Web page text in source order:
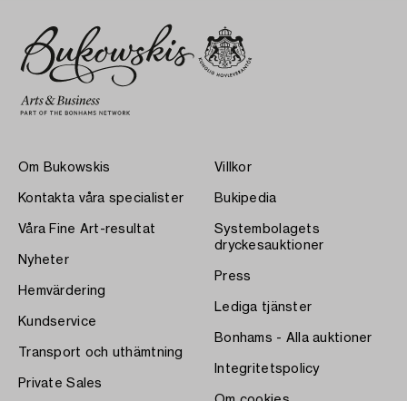
Om Bukowskis
Kontakta våra specialister
Våra Fine Art-resultat
Nyheter
Hemvärdering
Kundservice
Transport och uthämtning
Private Sales
Villkor
Bukipedia
Systembolagets
dryckesauktioner
Press
Lediga tjänster
Bonhams - Alla auktioner
Integritetspolicy